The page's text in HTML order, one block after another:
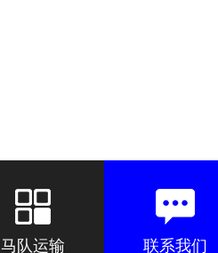
马队运输 联系我们